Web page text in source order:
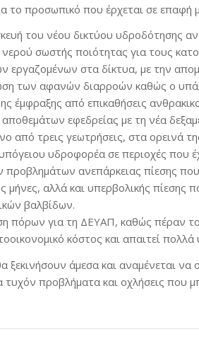
το προσωπικό που έρχεται σε επαφή
του νέου δικτύου υδροδότησης
σωστής ποιότητας για τους
εργαζομένων στα δίκτυα, με την
των αφανών διαρροών καθώς ο
έμφραξης από επικαθήσεις
εφεδρείας με τη νέα
από τρεις γεωτρήσεις, στα ορεινά
υπόγειου υδροφορέα σε περιοχές
προβλημάτων ανεπάρκειας πίεσης
μήνες, αλλά και υπερβολικής
βαλβίδων.
πόρων για τη ΔΕΥΑΠ, καθώς πέραν
κόστος και απαιτεί
ξεκινήσουν άμεσα και αναμένεται
τυχόν προβλήματα και οχλήσεις που